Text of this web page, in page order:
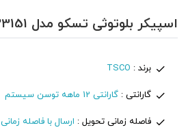
اسپیکر بلوتوثی تسکو مدل TSCO TS23151
برند : TSCO
گارانتی :گارانتی 12 ماهه توسن سیستم
فاصله زمانی تحویل : ارسال با فاصله زمانی